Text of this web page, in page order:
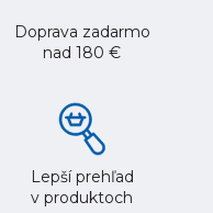
Doprava zadarmo
nad 180 €
Lepší prehľad
v produktoch